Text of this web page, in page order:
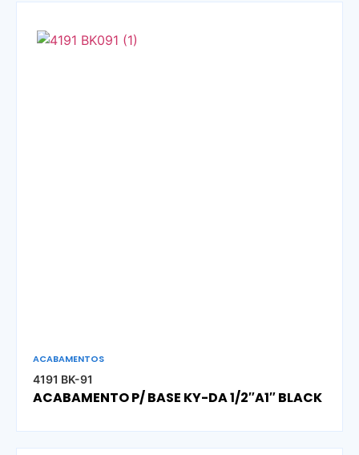
ACABAMENTOS
4191 BK-91
ACABAMENTO P/ BASE KY-DA 1/2″A1″ BLACK